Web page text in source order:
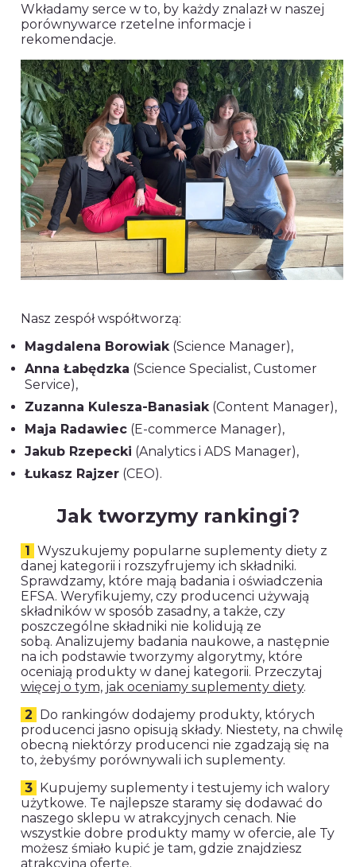
Wkładamy serce w to, by każdy znalazł w naszej
porównywarce rzetelne informacje i
rekomendacje.
Nasz zespół współtworzą:
Magdalena Borowiak(Science Manager),
Anna Łabędzka (Science Specialist, Customer
Service),
Zuzanna Kulesza-Banasiak(Content Manager),
Maja Radawiec (E-commerce Manager),
Jakub Rzepecki (Analytics i ADS Manager),
Łukasz Rajzer (CEO).
Jak tworzymy rankingi?
1 Wyszukujemy popularne suplementy diety z
danej kategorii i rozszyfrujemy ich składniki.
Sprawdzamy, które mają badania i oświadczenia
EFSA. Weryfikujemy, czy producenci używają
składników w sposób zasadny, a także, czy
poszczególne składniki nie kolidują ze
sobą. Analizujemy badania naukowe, a następnie
na ich podstawie tworzymy algorytmy, które
oceniają produkty w danej kategorii. Przeczytaj
więcej o tym, jak oceniamy suplementy diety.
2 Do rankingów dodajemy produkty, których
producenci jasno opisują składy. Niestety, na chwilę
obecną niektórzy producenci nie zgadzają się na
to, żebyśmy porównywali ich suplementy.
3 Kupujemy suplementy i testujemy ich walory
użytkowe. Te najlepsze staramy się dodawać do
naszego sklepu w atrakcyjnych cenach. Nie
wszystkie dobre produkty mamy w ofercie, ale Ty
możesz śmiało kupić je tam, gdzie znajdziesz
atrakcyjną ofertę.